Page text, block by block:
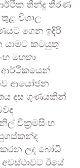
ආර්ථික තීන්දු තීරණ
විශාල
ගෙන ඉදිරි
යාමට කටයුතු
මහතා
ආර්ථිකයෙන්
ආයෝජන
දස ගුණයකින්
වික්‍රමසිංහ
ලද බෝධි
අවස්ථාවට ඊයේ